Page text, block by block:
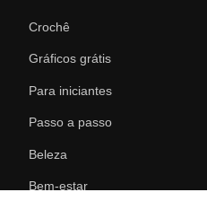
Crochê
Gráficos grátis
Para iniciantes
Passo a passo
Beleza
Bem-estar